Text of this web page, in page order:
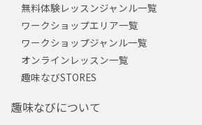
無料体験レッスンジャンル一覧
ワークショップエリア一覧
ワークショップジャンル一覧
オンラインレッスン一覧
趣味なびSTORES
趣味なびについて